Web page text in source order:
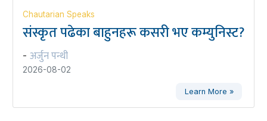
Chautarian Speaks
संस्कृत पढेका बाहुनहरू कसरी भए कम्युनिस्ट?
- अर्जुन पन्थी
2026-08-02
Learn More »